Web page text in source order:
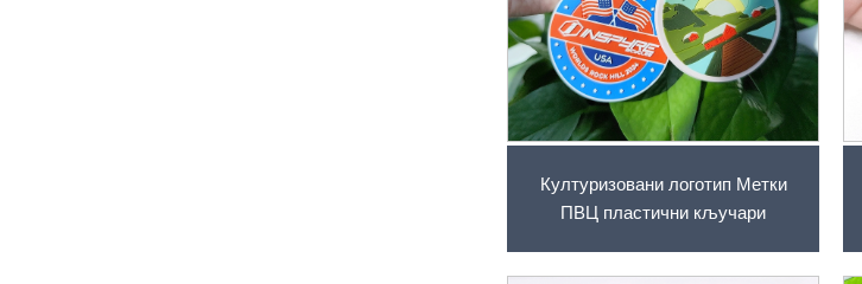
Културизовани логотип Метки
ПВЦ пластични кључари